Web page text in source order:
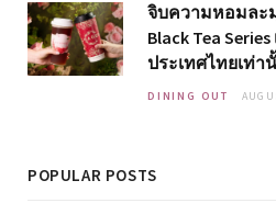
จิบความหอมละ
Black Tea
ประเทศไทยเท่า
DINING OUT
POPULAR POSTS